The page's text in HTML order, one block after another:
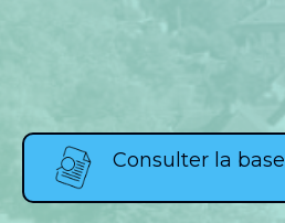
Consulter la base